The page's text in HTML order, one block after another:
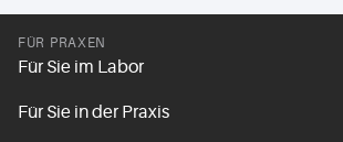
FÜR PRAXEN
Für Sie im Labor
Für Sie in der Praxis